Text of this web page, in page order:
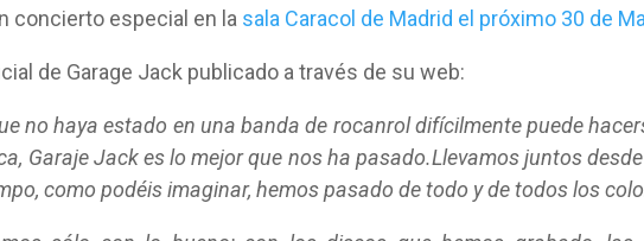
concierto especial en la sala Caracol de Madrid el próximo 30 de
de Garage Jack publicado a través de su web:
no haya estado en una banda de rocanrol difícilmente puede
Garaje Jack es lo mejor que nos ha pasado.Llevamos juntos
como podéis imaginar, hemos pasado de todo y de todos los